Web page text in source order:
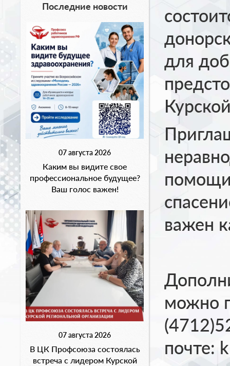
Последние новости
07 августа 2026
Каким вы видите свое
профессиональное будущее?
Ваш голос важен!
07 августа 2026
В ЦК Профсоюза состоялась
встреча с лидером Курской
для
важен
можно
почте: